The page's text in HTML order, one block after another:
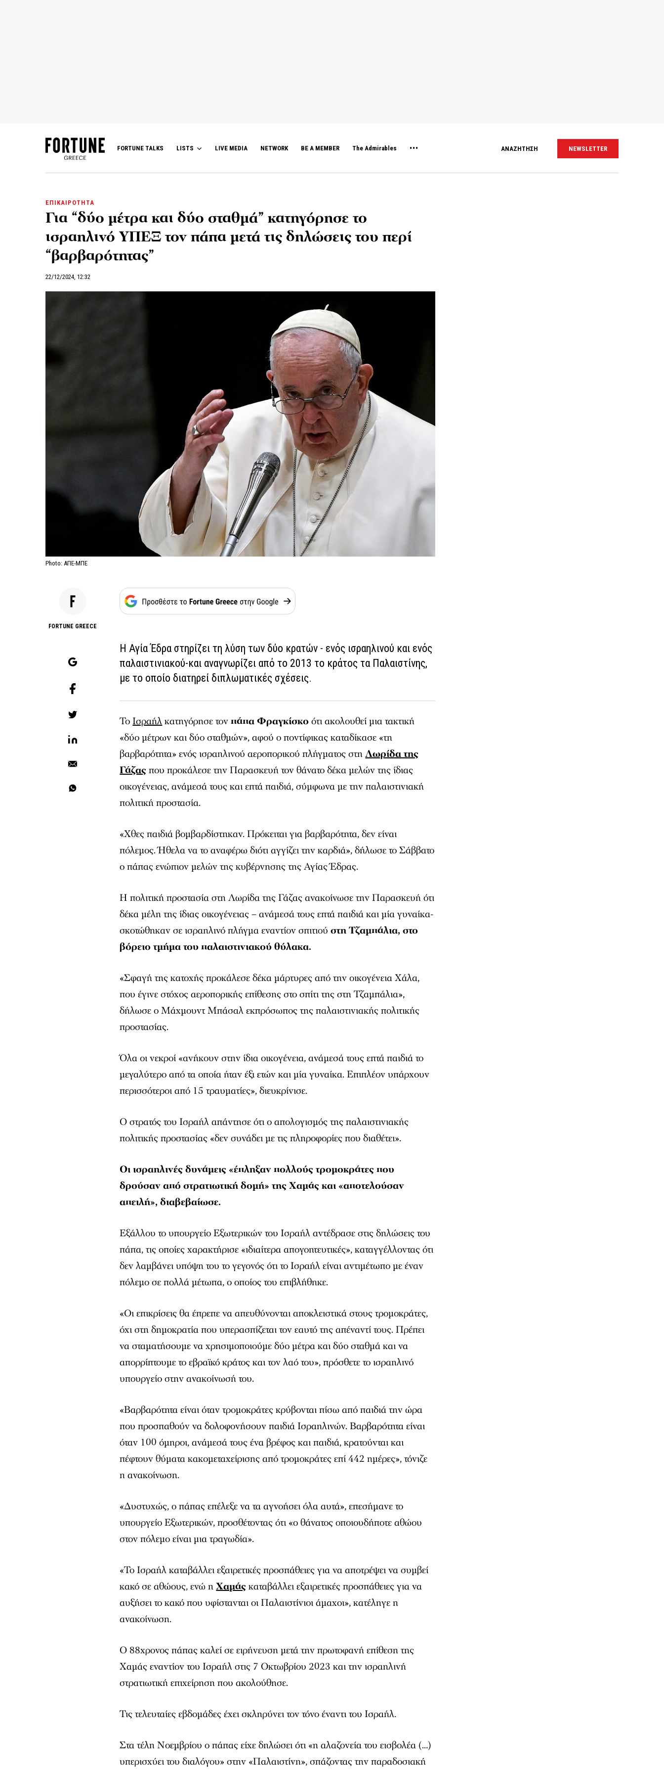
FORTUNE TALKS LISTS LIVE MEDIA NETWORK BE A MEMBER The Admirables ΑΝΑΖΗΤΗΣΗ NEWSLETTER
ΕΠΙΚΑΙΡΟΤΗΤΑ
Για “δύο μέτρα και δύο σταθμά” κατηγόρησε το
ισραηλινό ΥΠΕΞ τον πάπα μετά τις δηλώσεις του περί
“βαρβαρότητας”
22/12/2024, 12:32
Photo: ΑΠΕ-ΜΠΕ
FORTUNE GREECE
Η Αγία Έδρα στηρίζει τη λύση των δύο κρατών - ενός ισραηλινού και ενός
παλαιστινιακού-και αναγνωρίζει από το 2013 το κράτος τα Παλαιστίνης,
με το οποίο διατηρεί διπλωματικές σχέσεις.
ΤοΙσραήλκατηγόρησε τονπάπα Φραγκίσκοότι ακολουθεί μια τακτική
«δύο μέτρων και δύο σταθμών», αφού ο ποντίφικας καταδίκασε «τη
βαρβαρότητα» ενός ισραηλινού αεροπορικού πλήγματος στηΛωρίδα της
Γάζας που προκάλεσε την Παρασκευή τον θάνατο δέκα μελών της ίδιας
οικογένειας, ανάμεσά τους και επτά παιδιά, σύμφωνα με την παλαιστινιακή
πολιτική προστασία.
«Χθες παιδιά βομβαρδίστηκαν. Πρόκειται για βαρβαρότητα, δεν είναι
πόλεμος. Ήθελα να το αναφέρω διότι αγγίζει την καρδιά», δήλωσε το Σάββατο
ο πάπας ενώπιον μελών της κυβέρνησης της Αγίας Έδρας.
Η πολιτική προστασία στη Λωρίδα της Γάζας ανακοίνωσε την Παρασκευή ότι
δέκα μέλη της ίδιας οικογένειας – ανάμεσά τους επτά παιδιά και μία γυναίκα-
σκοτώθηκαν σε ισραηλινό πλήγμα εναντίον σπιτιούστη Τζαμπάλια, στο
βόρειο τμήμα του παλαιστινιακού θύλακα.
«Σφαγή της κατοχής προκάλεσε δέκα μάρτυρες από την οικογένεια Χάλα,
που έγινε στόχος αεροπορικής επίθεσης στο σπίτι της στη Τζαμπάλια»,
δήλωσε ο Μάχμουντ Μπάσαλ εκπρόσωπος της παλαιστινιακής πολιτικής
προστασίας.
Όλα οι νεκροί «ανήκουν στην ίδια οικογένεια, ανάμεσά τους επτά παιδιά το
μεγαλύτερο από τα οποία ήταν έξι ετών και μία γυναίκα. Επιπλέον υπάρχουν
περισσότεροι από 15 τραυματίες», διευκρίνισε.
Ο στρατός του Ισραήλ απάντησε ότι ο απολογισμός της παλαιστινιακής
πολιτικής προστασίας «δεν συνάδει με τις πληροφορίες που διαθέτει».
Οι ισραηλινές δυνάμεις «έπληξαν πολλούς τρομοκράτες που
δρούσαν από στρατιωτική δομή» της Χαμάς και «αποτελούσαν
απειλή», διαβεβαίωσε.
Εξάλλου το υπουργείο Εξωτερικών του Ισραήλ αντέδρασε στις δηλώσεις του
πάπα, τις οποίες χαρακτήρισε «ιδιαίτερα απογοητευτικές», καταγγέλλοντας ότι
δεν λαμβάνει υπόψη του το γεγονός ότι το Ισραήλ είναι αντιμέτωπο με έναν
πόλεμο σε πολλά μέτωπα, ο οποίος του επιβλήθηκε.
«Οι επικρίσεις θα έπρεπε να απευθύνονται αποκλειστικά στους τρομοκράτες,
όχι στη δημοκρατία που υπερασπίζεται τον εαυτό της απέναντί τους. Πρέπει
να σταματήσουμε να χρησιμοποιούμε δύο μέτρα και δύο σταθμά και να
απορρίπτουμε το εβραϊκό κράτος και τον λαό του», πρόσθετε το ισραηλινό
υπουργείο στην ανακοίνωσή του.
«Βαρβαρότητα είναι όταν τρομοκράτες κρύβονται πίσω από παιδιά την ώρα
που προσπαθούν να δολοφονήσουν παιδιά Ισραηλινών. Βαρβαρότητα είναι
όταν 100 όμηροι, ανάμεσά τους ένα βρέφος και παιδιά, κρατούνται και
πέφτουν θύματα κακομεταχείρισης από τρομοκράτες επί 442 ημέρες», τόνιζε
η ανακοίνωση.
«Δυστυχώς, ο πάπας επέλεξε να τα αγνοήσει όλα αυτά», επεσήμανε το
υπουργείο Εξωτερικών, προσθέτοντας ότι «ο θάνατος οποιουδήποτε αθώου
στον πόλεμο είναι μια τραγωδία».
«Το Ισραήλ καταβάλλει εξαιρετικές προσπάθειες για να αποτρέψει να συμβεί
κακό σε αθώους, ενώ ηΧαμάς καταβάλλει εξαιρετικές προσπάθειες για να
αυξήσει το κακό που υφίστανται οι Παλαιστίνιοι άμαχοι», κατέληγε η
ανακοίνωση.
Ο 88χρονος πάπας καλεί σε ειρήνευση μετά την πρωτοφανή επίθεση της
Χαμάς εναντίον του Ισραήλ στις 7 Οκτωβρίου 2023 και την ισραηλινή
στρατιωτική επιχείρηση που ακολούθησε.
Τις τελευταίες εβδομάδες έχει σκληρύνει τον τόνο έναντι του Ισραήλ.
Στα τέλη Νοεμβρίου ο πάπας είχε δηλώσει ότι «η αλαζονεία του εισβολέα (…)
υπερισχύει του διαλόγου» στην «Παλαιστίνη», σπάζοντας την παραδοσιακή